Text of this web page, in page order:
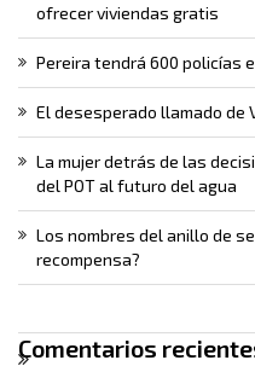
ofrecer viviendas gratis
Pereira tendrá 600 policías
El desesperado llamado de
La mujer detrás de las
del POT al futuro del agua
Los nombres del anillo de
recompensa?
Comentarios